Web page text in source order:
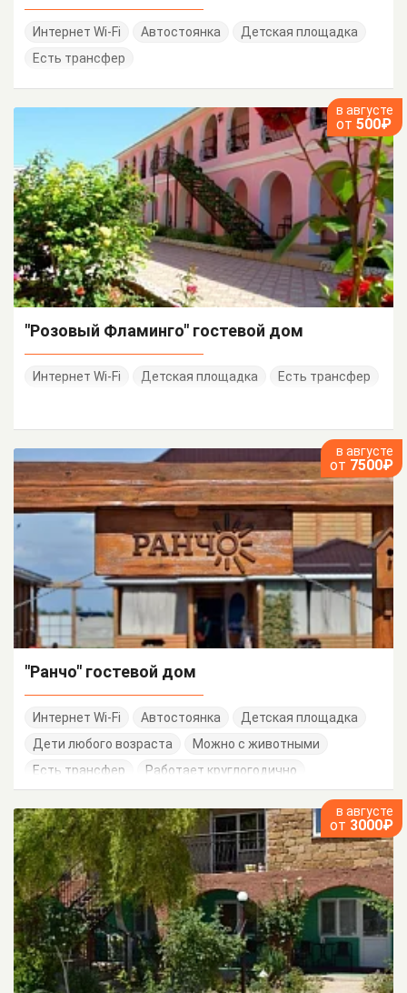
Интернет Wi-Fi Автостоянка
Детская площадка
Есть трансфер
в августе
от 500₽
"Розовый Фламинго" гостевой дом
Интернет Wi-Fi Детская площадка Есть трансфер
в августе
от 7500₽
"Ранчо" гостевой дом
Интернет Wi-Fi Автостоянка
Детская площадка
Дети любого возраста
Можно с животными
Есть трансфер
Работает круглогодично
в августе
от 3000₽